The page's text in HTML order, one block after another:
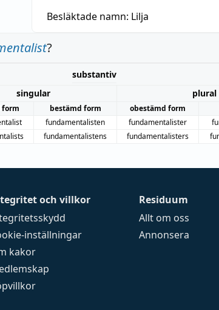
Besläktade namn: Lilja
?
substantiv
singular
plural
form bestämd form obestämd form
fundamentalisten fundamentalister
fundamentalistens fundamentalisters
och villkor
inställningar
kakor
Residuum
Allt om oss
Annonsera